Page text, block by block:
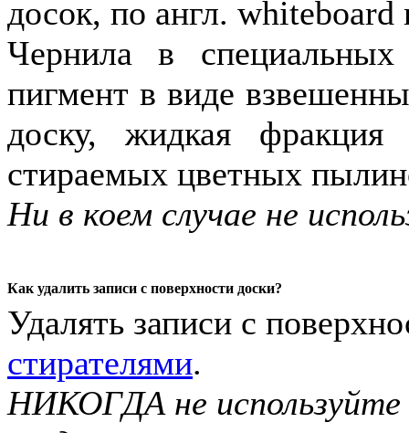
досок, по англ.
Чернила в
пигмент в виде
доску, жидкая
стираемых цветных
Ни в коем случае не
Как удалить записи с поверхности доски?
Удалять записи с
стирателями.
НИКОГДА не используйте